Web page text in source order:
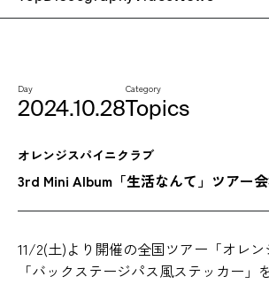
Day
2024.10.28
Category
Topics
オレンジスパイニクラブ
3rd Mini Album「生活なんて」ツアー
11/2(土)より開催の全国ツアー「オレ
「バックステージパス風ステッカー